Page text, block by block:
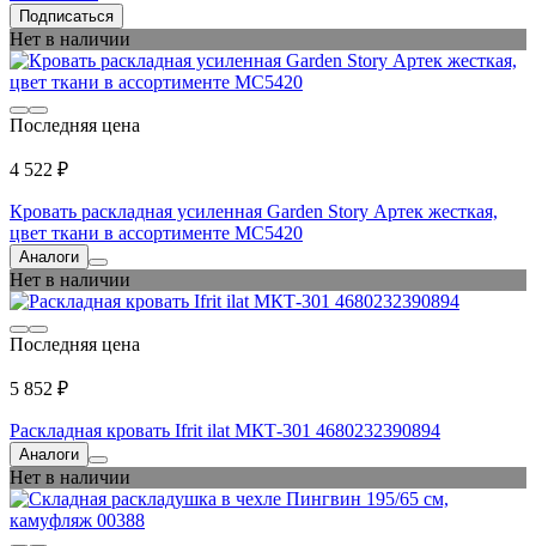
Подписаться
Нет в наличии
Последняя цена
4 522 ₽
Кровать раскладная усиленная Garden Story Артек жесткая,
цвет ткани в ассортименте МС5420
Аналоги
Нет в наличии
Последняя цена
5 852 ₽
Раскладная кровать Ifrit ilat МКТ-301 4680232390894
Аналоги
Нет в наличии